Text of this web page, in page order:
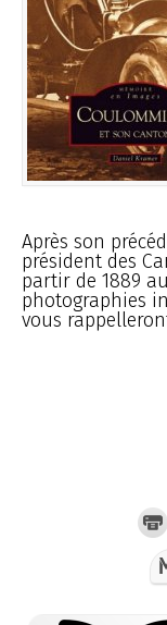
Après son
président des
partir de 1889
photographies
vous